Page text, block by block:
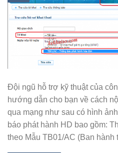
Đội ngũ hỗ trợ kỹ thuật của
hướng dẫn cho bạn về cách
qua mạng như sau có hình
báo phát hành HD bao gồm:
theo Mẫu TB01/AC (Ban hành